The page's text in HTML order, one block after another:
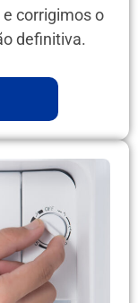
corrigimos o
definitiva.